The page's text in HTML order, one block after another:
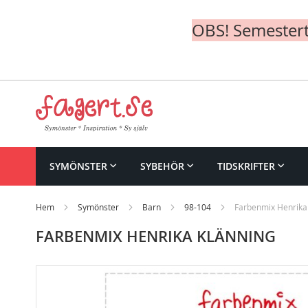
OBS!
Content
SYMÖNSTER SYBEHÖR TIDSKRIFTER
Hem Symönster Barn 98-104 Farbenmix
FARBENMIX HENRIKA KLÄNNING